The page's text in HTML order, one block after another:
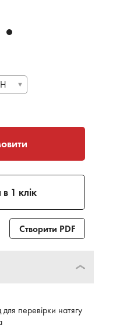
1 клік
Створити PDF
перевірки натягу